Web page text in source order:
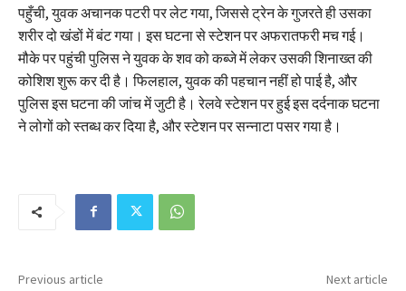
पहुँची, युवक अचानक पटरी पर लेट गया, जिससे ट्रेन के गुजरते ही उसका
शरीर दो खंडों में बंट गया। इस घटना से स्टेशन पर अफरातफरी मच गई।
मौके पर पहुंची पुलिस ने युवक के शव को कब्जे में लेकर उसकी शिनाख्त की
कोशिश शुरू कर दी है। फिलहाल, युवक की पहचान नहीं हो पाई है, और
पुलिस इस घटना की जांच में जुटी है। रेलवे स्टेशन पर हुई इस दर्दनाक घटना
ने लोगों को स्तब्ध कर दिया है, और स्टेशन पर सन्नाटा पसर गया है।
Previous article Next article